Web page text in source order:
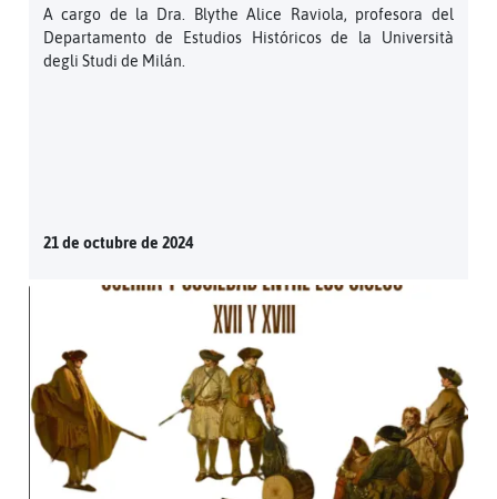
A cargo de la Dra. Blythe Alice Raviola, profesora del
Departamento de Estudios Históricos de la Università
degli Studi de Milán.
21 de octubre de 2024